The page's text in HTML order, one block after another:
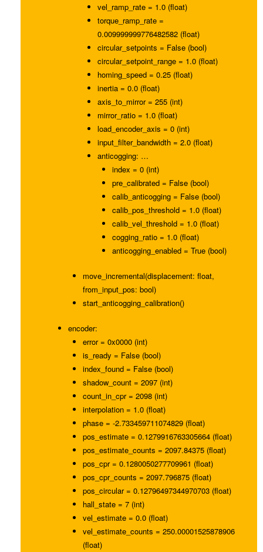
vel_ramp_rate = 1.0 (float)
torque_ramp_rate =
0.009999999776482582 (float)
circular_setpoints = False (bool)
circular_setpoint_range = 1.0 (float)
homing_speed = 0.25 (float)
inertia = 0.0 (float)
axis_to_mirror = 255 (int)
mirror_ratio = 1.0 (float)
load_encoder_axis = 0 (int)
input_filter_bandwidth = 2.0 (float)
anticogging: …
index = 0 (int)
pre_calibrated = False (bool)
calib_anticogging = False (bool)
calib_pos_threshold = 1.0 (float)
calib_vel_threshold = 1.0 (float)
cogging_ratio = 1.0 (float)
anticogging_enabled = True (bool)
move_incremental(displacement: float,
from_input_pos: bool)
start_anticogging_calibration()
encoder:
error = 0x0000 (int)
is_ready = False (bool)
index_found = False (bool)
shadow_count = 2097 (int)
count_in_cpr = 2098 (int)
interpolation = 1.0 (float)
phase = -2.733459711074829 (float)
pos_estimate = 0.1279916763305664 (float)
pos_estimate_counts = 2097.84375 (float)
pos_cpr = 0.1280050277709961 (float)
pos_cpr_counts = 2097.796875 (float)
pos_circular = 0.12796497344970703 (float)
hall_state = 7 (int)
vel_estimate = 0.0 (float)
vel_estimate_counts = 250.00001525878906
(float)